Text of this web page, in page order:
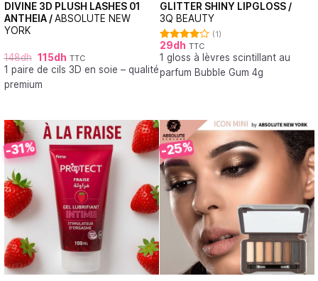
DIVINE 3D PLUSH LASHES 01
ANTHEIA /ABSOLUTE NEW
YORK
148dh 115dh TTC
1 paire de cils 3D en soie – qualité
premium
GLITTER SHINY LIPGLOSS /
3Q BEAUTY
Note
4.00sur
(1)
29dh TTC
1 gloss à lèvres scintillant au
parfum Bubble Gum 4g
-31% -25%